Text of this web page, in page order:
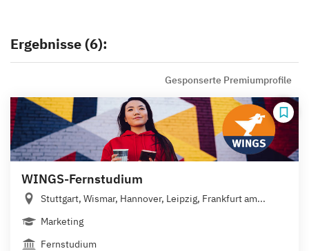
Ergebnisse (6):
Gesponserte Premiumprofile
WINGS-Fernstudium
Stuttgart, Wismar, Hannover, Leipzig, Frankfurt am...
Marketing
Fernstudium